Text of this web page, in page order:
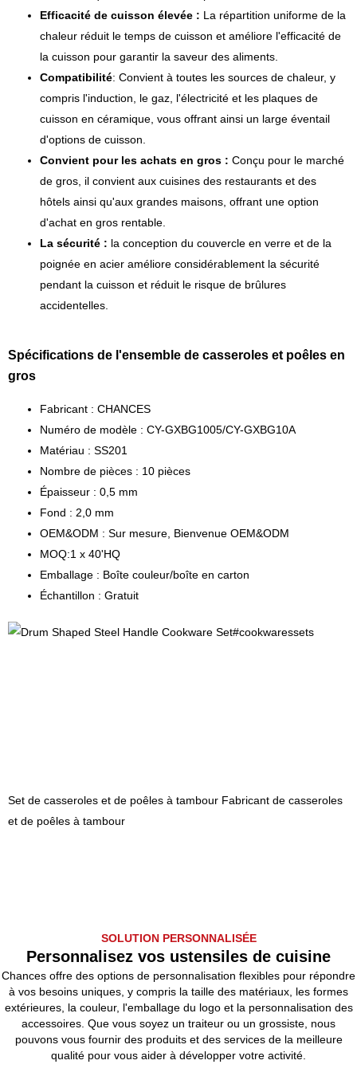
Efficacité de cuisson élevée : La répartition uniforme de la
chaleur réduit le temps de cuisson et améliore l'efficacité de
la cuisson pour garantir la saveur des aliments.
Compatibilité: Convient à toutes les sources de chaleur, y
compris l'induction, le gaz, l'électricité et les plaques de
cuisson en céramique, vous offrant ainsi un large éventail
d'options de cuisson.
Convient pour les achats en gros : Conçu pour le marché
de gros, il convient aux cuisines des restaurants et des
hôtels ainsi qu'aux grandes maisons, offrant une option
d'achat en gros rentable.
La sécurité : la conception du couvercle en verre et de la
poignée en acier améliore considérablement la sécurité
pendant la cuisson et réduit le risque de brûlures
accidentelles.
Spécifications de l'ensemble de casseroles et poêles en
gros
Fabricant : CHANCES
Numéro de modèle : CY-GXBG1005/CY-GXBG10A
Matériau : SS201
Nombre de pièces : 10 pièces
Épaisseur : 0,5 mm
Fond : 2,0 mm
OEM&ODM : Sur mesure, Bienvenue OEM&ODM
MOQ:1 x 40'HQ
Emballage : Boîte couleur/boîte en carton
Échantillon : Gratuit
Set de casseroles et de poêles à tambour Fabricant de casseroles
et de poêles à tambour
SOLUTION PERSONNALISÉE
Personnalisez vos ustensiles de cuisine
Chances offre des options de personnalisation flexibles pour répondre
à vos besoins uniques, y compris la taille des matériaux, les formes
extérieures, la couleur, l'emballage du logo et la personnalisation des
accessoires. Que vous soyez un traiteur ou un grossiste, nous
pouvons vous fournir des produits et des services de la meilleure
qualité pour vous aider à développer votre activité.